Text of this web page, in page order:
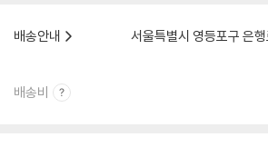
배송안내
서울특별시 영등포구 은
배송비